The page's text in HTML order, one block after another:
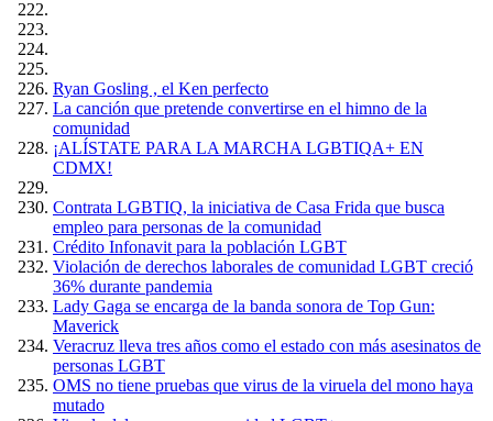
Ryan Gosling , el Ken perfecto
La canción que pretende convertirse en el himno de la
comunidad
¡ALÍSTATE PARA LA MARCHA LGBTIQA+ EN
CDMX!
Contrata LGBTIQ, la iniciativa de Casa Frida que busca
empleo para personas de la comunidad
Crédito Infonavit para la población LGBT
Violación de derechos laborales de comunidad LGBT creció
36% durante pandemia
Lady Gaga se encarga de la banda sonora de Top Gun:
Maverick
Veracruz lleva tres años como el estado con más asesinatos de
personas LGBT
OMS no tiene pruebas que virus de la viruela del mono haya
mutado